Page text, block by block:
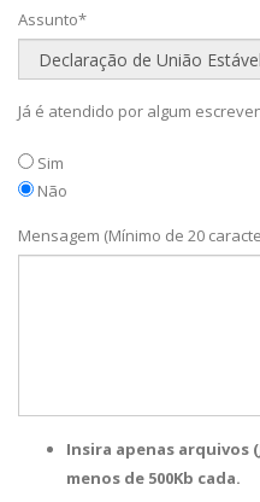
Assunto*
Já é atendido por algum
Sim
Não
Mensagem (Mínimo de 20
Insira apenas arquivos
menos de 500Kb cada.